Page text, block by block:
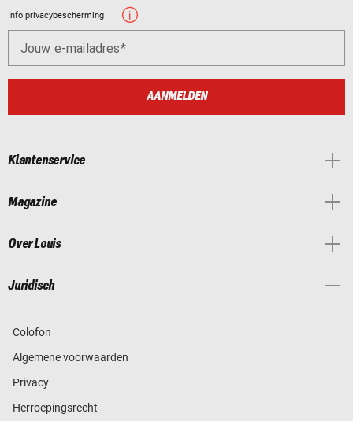
Info privacybescherming
Jouw e-mailadres
AANMELDEN
Klantenservice
Magazine
Over Louis
Juridisch
Colofon
Algemene voorwaarden
Privacy
Herroepingsrecht